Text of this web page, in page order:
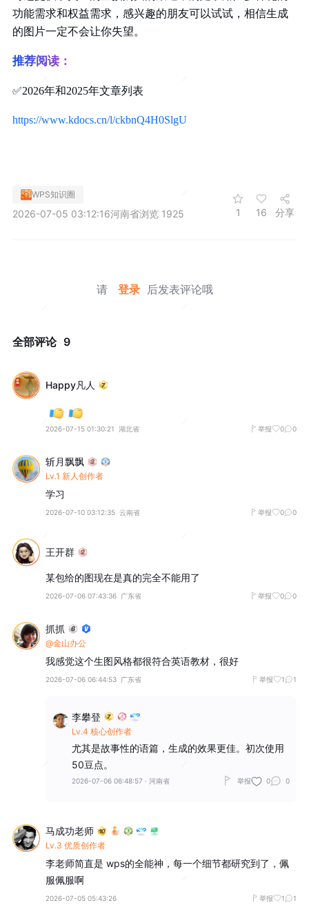
功能需求和权益需求，感兴趣的朋友可以试试，相信生成
的图片一定不会让你失望。
推荐阅读：
✅2026年和2025年文章列表
https://www.kdocs.cn/l/ckbnQ4H0SlgU
WPS知识圈
2026-07-05 03:12:16河南省浏览 1925 1 16 分享
请 登录 后发表评论哦
全部评论 9
Happy凡人
2026-07-15 01:30:21 湖北省 举报 0 0
斩月飘飘
Lv.1 新人创作者
学习
2026-07-10 03:12:35 云南省 举报 0 0
王开群
某包给的图现在是真的完全不能用了
2026-07-06 07:43:36 广东省 举报 0 0
抓抓
@金山办公
我感觉这个生图风格都很符合英语教材，很好
2026-07-06 06:44:53 广东省 举报 1 1
李攀登
Lv.4 核心创作者
尤其是故事性的语篇，生成的效果更佳。初次使用
50豆点。
2026-07-06 06:48:57 · 河南省 举报 0 0
马成功老师
Lv.3 优质创作者
李老师简直是 wps的全能神，每一个细节都研究到了，佩
服佩服啊
2026-07-05 05:43:26 举报 1 1